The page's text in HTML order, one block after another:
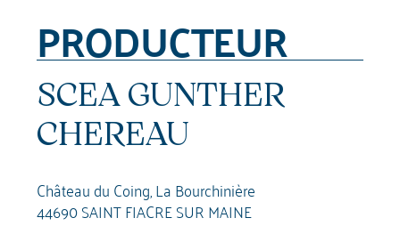
PRODUCTEUR
SCEA GUNTHER
CHEREAU
Château du Coing, La Bourchinière
44690 SAINT FIACRE SUR MAINE